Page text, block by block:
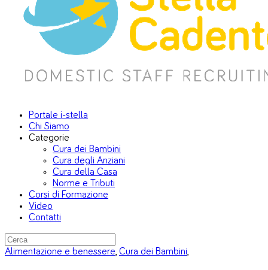
Portale i-stella
Chi Siamo
Categorie
Cura dei Bambini
Cura degli Anziani
Cura della Casa
Norme e Tributi
Corsi di Formazione
Video
Contatti
Alimentazione e benessere, Cura dei Bambini,